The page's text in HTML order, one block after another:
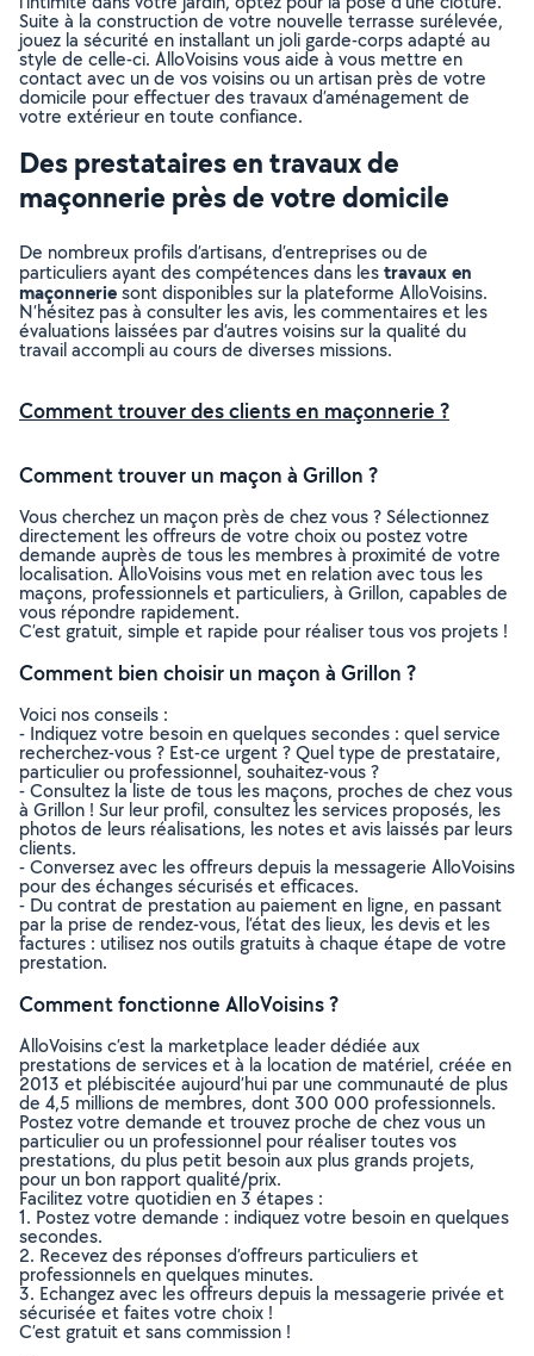
Suite à la construction de votre nouvelle terrasse surélevée,
jouez la sécurité en installant un joli garde-corps adapté au
style de celle-ci. AlloVoisins vous aide à vous mettre en
contact avec un de vos voisins ou un artisan près de votre
domicile pour effectuer des travaux d’aménagement de
votre extérieur en toute confiance.
Des prestataires en travaux de
maçonnerie près de votre domicile
De nombreux profils d’artisans, d’entreprises ou de
particuliers ayant des compétences dans lestravaux en
maçonneriesont disponibles sur la plateforme AlloVoisins.
N’hésitez pas à consulter les avis, les commentaires et les
évaluations laissées par d’autres voisins sur la qualité du
travail accompli au cours de diverses missions.
Comment trouver des clients en maçonnerie ?
Comment trouver un maçon à Grillon ?
Vous cherchez un maçon près de chez vous ? Sélectionnez
directement les offreurs de votre choix ou postez votre
demande auprès de tous les membres à proximité de votre
localisation. AlloVoisins vous met en relation avec tous les
maçons, professionnels et particuliers, à Grillon, capables de
vous répondre rapidement.
C’est gratuit, simple et rapide pour réaliser tous vos projets !
Comment bien choisir un maçon à Grillon ?
Voici nos conseils :
- Indiquez votre besoin en quelques secondes : quel service
recherchez-vous ? Est-ce urgent ? Quel type de prestataire,
particulier ou professionnel, souhaitez-vous ?
- Consultez la liste de tous les maçons, proches de chez vous
à Grillon ! Sur leur profil, consultez les services proposés, les
photos de leurs réalisations, les notes et avis laissés par leurs
clients.
- Conversez avec les offreurs depuis la messagerie AlloVoisins
pour des échanges sécurisés et efficaces.
- Du contrat de prestation au paiement en ligne, en passant
par la prise de rendez-vous, l’état des lieux, les devis et les
factures : utilisez nos outils gratuits à chaque étape de votre
prestation.
Comment fonctionne AlloVoisins ?
AlloVoisins c’est la marketplace leader dédiée aux
prestations de services et à la location de matériel, créée en
2013 et plébiscitée aujourd’hui par une communauté de plus
de 4,5 millions de membres, dont 300 000 professionnels.
Postez votre demande et trouvez proche de chez vous un
particulier ou un professionnel pour réaliser toutes vos
prestations, du plus petit besoin aux plus grands projets,
pour un bon rapport qualité/prix.
Facilitez votre quotidien en 3 étapes :
1. Postez votre demande : indiquez votre besoin en quelques
secondes.
2. Recevez des réponses d’offreurs particuliers et
professionnels en quelques minutes.
3. Echangez avec les offreurs depuis la messagerie privée et
sécurisée et faites votre choix !
C’est gratuit et sans commission !